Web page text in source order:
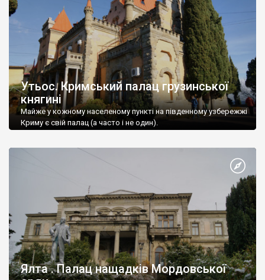
Утьос. Кримський палац грузинської
княгині
Майже у кожному населеному пункті на південному узбережжі
Криму є свій палац (а часто і не один).
Ялта . Палац нащадків Мордовської